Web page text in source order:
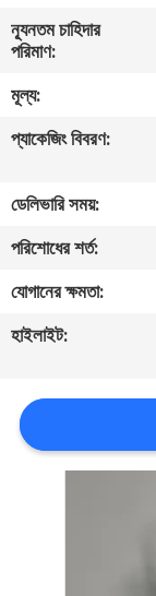
নিয়ন্ত্রণ
করুন
খবর
জন্য
আবেদন
ন্যূনতম চাহিদার
পরিমাণ:
মূল্য:
প্যাকেজিং বিবরণ:
ডেলিভারি সময়:
পরিশোধের শর্ত:
যোগানের ক্ষমতা:
হাইলাইট: